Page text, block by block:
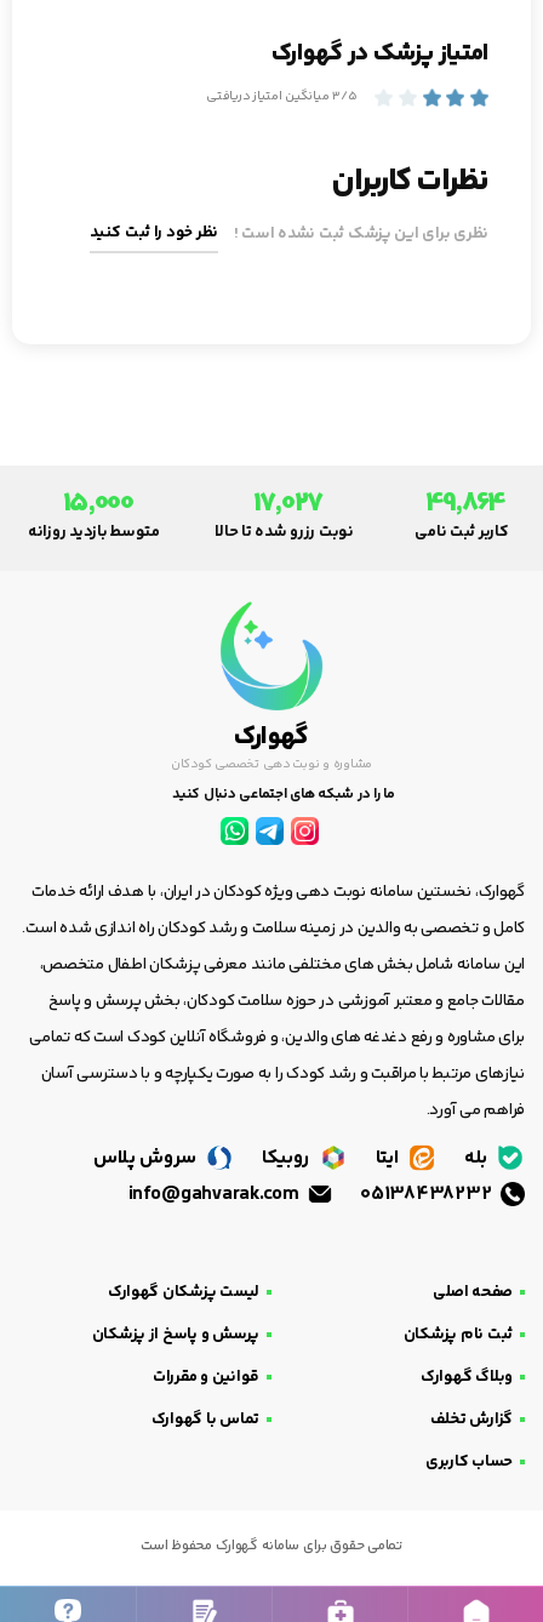
امتیاز پزشک در گهوارک
3/5 میانگین امتیاز دریافتی
نظرات کاربران
نظری برای این پزشک ثبت نشده است ! نظر خود را ثبت کنید
49,864
کاربر ثبت نامی
17,027
نوبت رزرو شده تا حالا
15,000
متوسط بازدید روزانه
گهوارک
مشاوره و نوبت دهی تخصصی کودکان
ما را در شبکه های اجتماعی دنبال کنید
گهوارک، نخستین سامانه نوبت دهی ویژه کودکان در ایران، با هدف ارائه خدمات
کامل و تخصصی به والدین در زمینه سلامت و رشد کودکان راه اندازی شده است.
این سامانه شامل بخش های مختلفی مانند معرفی پزشکان اطفال متخصص،
مقالات جامع و معتبر آموزشی در حوزه سلامت کودکان، بخش پرسش و پاسخ
برای مشاوره و رفع دغدغه های والدین، و فروشگاه آنلاین کودک است که تمامی
نیازهای مرتبط با مراقبت و رشد کودک را به صورت یکپارچه و با دسترسی آسان
فراهم می آورد.
بله ایتا روبیکا
سروش پلاس
صفحه اصلی
لیست پزشکان گهوارک
ثبت نام پزشکان
پرسش و پاسخ از پزشکان
وبلاگ گهوارک
قوانین و مقررات
گزارش تخلف
تماس با گهوارک
حساب کاربری
تمامی حقوق برای سامانه گهوارک محفوظ است